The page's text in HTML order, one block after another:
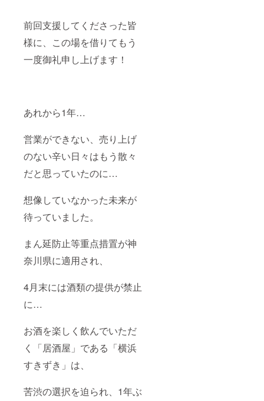
前回支援してくださった皆
様に、この場を借りてもう
一度御礼申し上げます！
あれから1年…
営業ができない、売り上げ
のない辛い日々はもう散々
だと思っていたのに…
想像していなかった未来が
待っていました。
まん延防止等重点措置が神
奈川県に適用され、
4月末には酒類の提供が禁止
に…
お酒を楽しく飲んでいただ
く「居酒屋」である「横浜
すきずき」は、
苦渋の選択を迫られ、1年ぶ